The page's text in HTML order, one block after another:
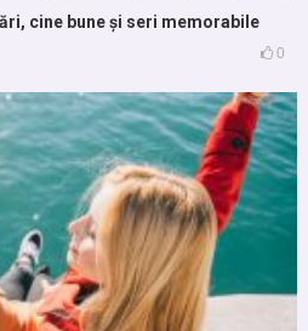
cine bune și seri memorabile
0